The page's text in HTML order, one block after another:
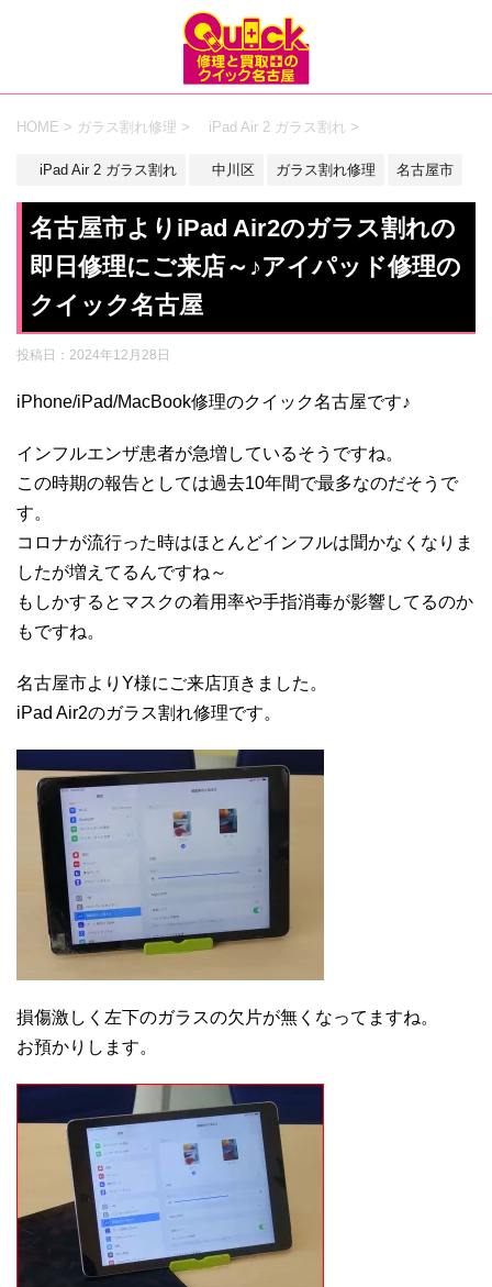
HOME > ガラス割れ修理 > iPad Air 2 ガラス割れ >
iPad Air 2 ガラス割れ 中川区 ガラス割れ修理 名古屋市
名古屋市よりiPad Air2のガラス割れの
即日修理にご来店～♪アイパッド修理の
クイック名古屋
投稿日： 2024年12月28日
iPhone/iPad/MacBook修理のクイック名古屋です♪
インフルエンザ患者が急増しているそうですね。
この時期の報告としては過去10年間で最多なのだそうで
す。
コロナが流行った時はほとんどインフルは聞かなくなりま
したが増えてるんですね～
もしかするとマスクの着用率や手指消毒が影響してるのか
もですね。
名古屋市よりY様にご来店頂きました。
iPad Air2のガラス割れ修理です。
損傷激しく左下のガラスの欠片が無くなってますね。
お預かりします。